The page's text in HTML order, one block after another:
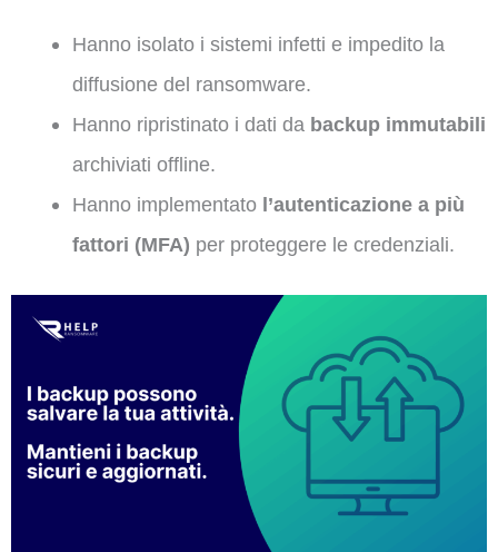
Hanno isolato i sistemi infetti e impedito la
diffusione del ransomware.
Hanno ripristinato i dati da backup immutabili
archiviati offline.
Hanno implementato l’autenticazione a più
fattori (MFA) per proteggere le credenziali.